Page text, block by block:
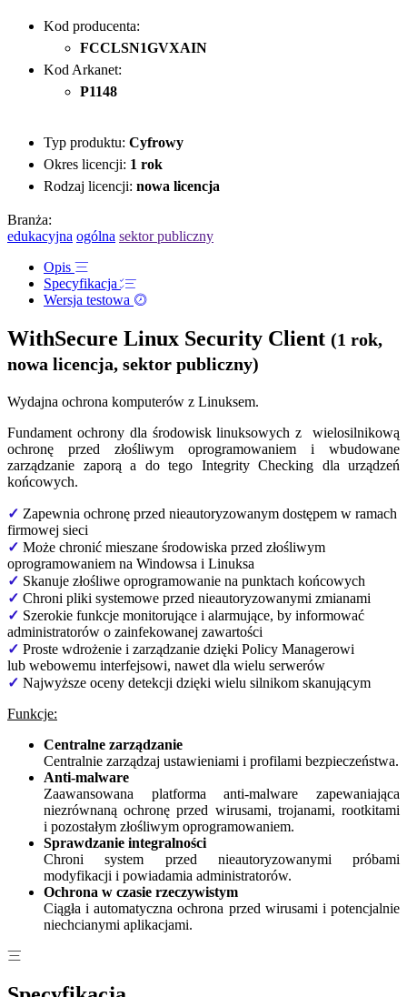
Kod producenta:
FCCLSN1GVXAIN
Kod Arkanet:
P1148
Typ produktu: Cyfrowy
Okres licencji: 1 rok
Rodzaj licencji: nowa licencja
Branża:
edukacyjna ogólna sektor publiczny
Opis
Specyfikacja
Wersja testowa
WithSecure Linux Security Client (1 rok,
nowa licencja, sektor publiczny)
Wydajna ochrona komputerów z Linuksem.
Fundament ochrony dla środowisk linuksowych z wielosilnikową
ochronę przed złośliwym oprogramowaniem i wbudowane
zarządzanie zaporą a do tego Integrity Checking dla urządzeń
końcowych.
✓ Zapewnia ochronę przed nieautoryzowanym dostępem w ramach
firmowej sieci
✓ Może chronić mieszane środowiska przed złośliwym
oprogramowaniem na Windowsa i Linuksa
✓ Skanuje złośliwe oprogramowanie na punktach końcowych
✓ Chroni pliki systemowe przed nieautoryzowanymi zmianami
✓ Szerokie funkcje monitorujące i alarmujące, by informować
administratorów o zainfekowanej zawartości
✓ Proste wdrożenie i zarządzanie dzięki Policy Managerowi
lub webowemu interfejsowi, nawet dla wielu serwerów
✓ Najwyższe oceny detekcji dzięki wielu silnikom skanującym
Funkcje:
Centralne zarządzanie
Centralnie zarządzaj ustawieniami i profilami bezpieczeństwa.
Anti-malware
Zaawansowana platforma anti-malware zapewaniająca
niezrównaną ochronę przed wirusami, trojanami, rootkitami
i pozostałym złośliwym oprogramowaniem.
Sprawdzanie integralności
Chroni system przed nieautoryzowanymi próbami
modyfikacji i powiadamia administratorów.
Ochrona w czasie rzeczywistym
Ciągła i automatyczna ochrona przed wirusami i potencjalnie
niechcianymi aplikacjami.